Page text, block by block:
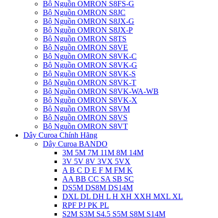
Bộ Nguồn OMRON S8FS-G
Bộ Nguồn OMRON S8JC
Bộ Nguồn OMRON S8JX-G
Bộ Nguồn OMRON S8JX-P
Bộ Nguồn OMRON S8TS
Bộ Nguồn OMRON S8VE
Bộ Nguồn OMRON S8VK-C
Bộ Nguồn OMRON S8VK-G
Bộ Nguồn OMRON S8VK-S
Bộ Nguồn OMRON S8VK-T
Bộ Nguồn OMRON S8VK-WA-WB
Bộ Nguồn OMRON S8VK-X
Bộ Nguồn OMRON S8VM
Bộ Nguồn OMRON S8VS
Bộ Nguồn OMRON S8VT
Dây Curoa Chính Hãng
Dây Curoa BANDO
3M 5M 7M 11M 8M 14M
3V 5V 8V 3VX 5VX
A B C D E F M FM K
AA BB CC SA SB SC
DS5M DS8M DS14M
DXL DL DH L H XH XXH MXL XL
RPF PJ PK PL
S2M S3M S4.5 S5M S8M S14M